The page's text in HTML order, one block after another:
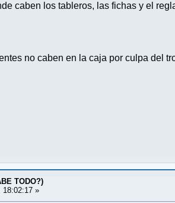
caben los tableros, las fichas y el
no caben en la caja por culpa del
TODO?)
18:02:17 »